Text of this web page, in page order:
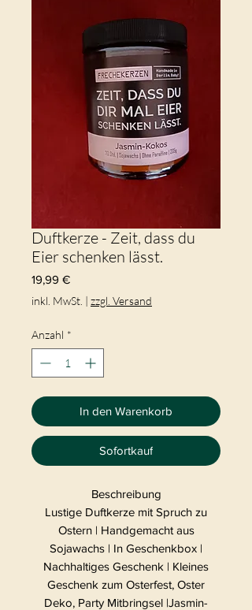
Duftkerze - Zeit, dass du
Eier schenken lässt.
19,99 €Preis
inkl. MwSt. | zzgl. Versand
Anzahl *
In den Warenkorb
Sofortkauf
Beschreibung
Lustige Duftkerze mit Spruch zu
Ostern | Handgemacht aus
Sojawachs | In Geschenkbox |
Nachhaltiges Geschenk | Kleines
Geschenk zum Osterfest, Oster
Deko, Party Mitbringsel |Jasmin-